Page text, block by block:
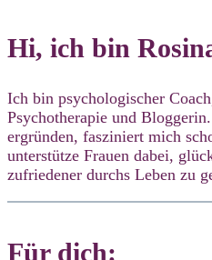
Hi, ich bin
Ich bin psychologischer
Psychotherapie und
ergründen, fasziniert mich
unterstütze Frauen dabei,
zufriedener durchs Leben zu
Für dich: